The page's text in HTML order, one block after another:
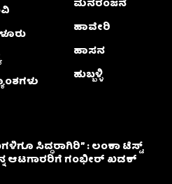
ಮನರಂಜನೆ
ಹಾವೇರಿ
ಹಾಸನ
ಹುಬ್ಬಳ್ಳಿ
ಸಿದ್ಧರಾಗಿರಿ” : ಲಂಕಾ ಟೆಸ್ಟ್
ಆಟಗಾರರಿಗೆ ಗಂಭೀರ್ ಖಡಕ್